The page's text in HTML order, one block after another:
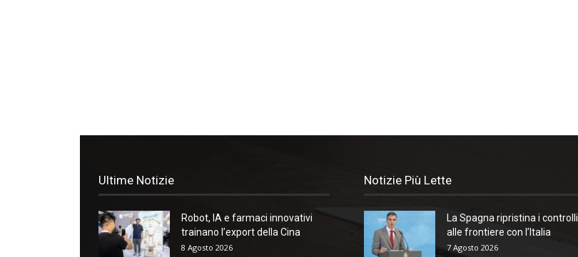
Ultime Notizie
Robot, IA e farmaci innovativi
trainano l’export della Cina
8 Agosto 2026
Notizie Più Lette
La Spagna ripristina i controlli
alle frontiere con l’Italia
7 Agosto 2026